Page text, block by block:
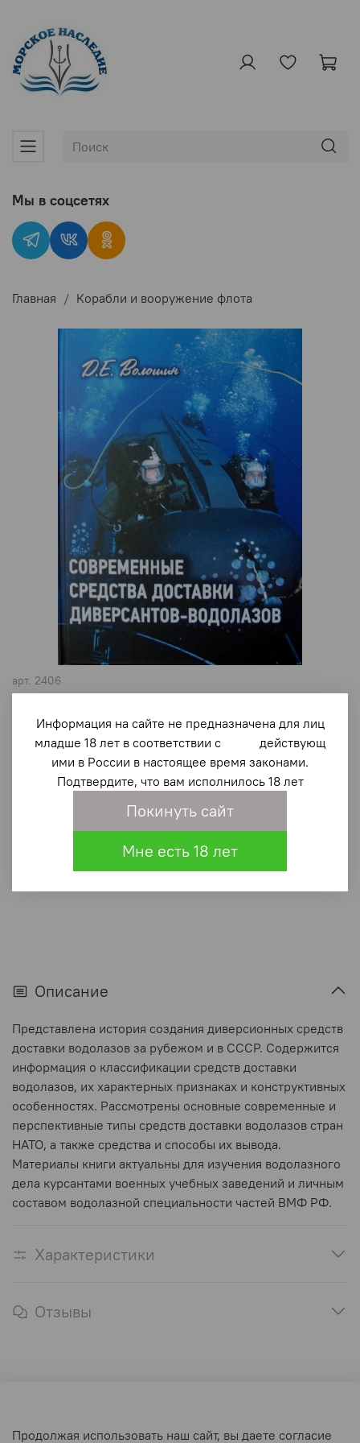
Главная Корабли и вооружение флота
арт. 2406
водолазов
В избранное
1 440 ₽
Описание
Представлена история создания диверсионных средств
доставки водолазов за рубежом и в СССР. Содержится
информация о классификации средств доставки
водолазов, их характерных признаках и конструктивных
особенностях. Рассмотрены основные современные и
перспективные типы средств доставки водолазов стран
НАТО, а также средства и способы их вывода.
Материалы книги актуальны для изучения водолазного
дела курсантами военных учебных заведений и личным
составом водолазной специальности частей ВМФ РФ.
Характеристики
Отзывы
Мы в соцсетях
Пользовательское соглашение
Продолжая использовать наш сайт, вы даете согласие
Информация на сайте не предназначена для лиц
младше 18 лет в соответствии с действующ
ими в России в настоящее время законами.
Подтвердите, что вам исполнилось 18 лет
Покинуть сайт
Мне есть 18 лет